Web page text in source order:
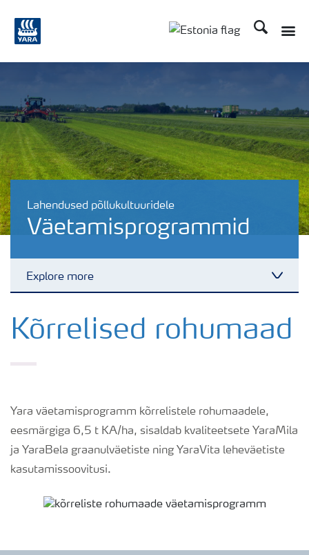
Otsi
Lahendused põllukultuuridele
Väetamisprogrammid
Explore more
Väetamisprogrammid
Kõrrelised rohumaad
Yara väetamisprogramm kõrrelistele rohumaadele,
eesmärgiga 6,5 t KA/ha, sisaldab kvaliteetsete YaraMila
ja YaraBela graanulväetiste ning YaraVita leheväetiste
kasutamissoovitusi.